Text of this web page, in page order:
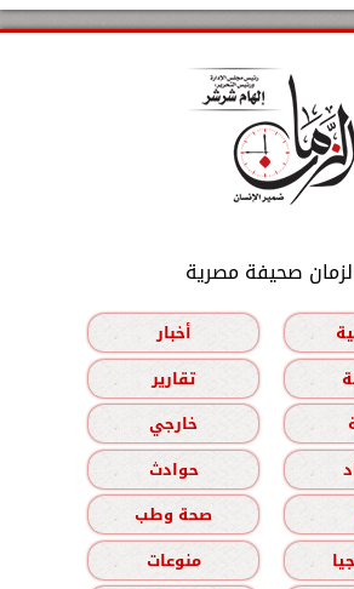
صحيفة مصرية
أخبار
تقارير
خارجي
حوادث
صحة وطب
منوعات